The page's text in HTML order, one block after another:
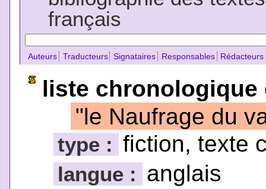
français
Auteurs Traducteurs Signataires Responsables Rédacteurs
liste chronologique
"le Naufrage du
type : fiction, texte
langue : anglais